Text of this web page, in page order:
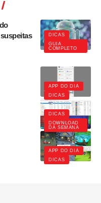
DICAS
GUIA
COMPLETO
APP DO DIA
DICAS
DICAS
DOWNLOAD
DA SEMANA
APP DO DIA
DICAS